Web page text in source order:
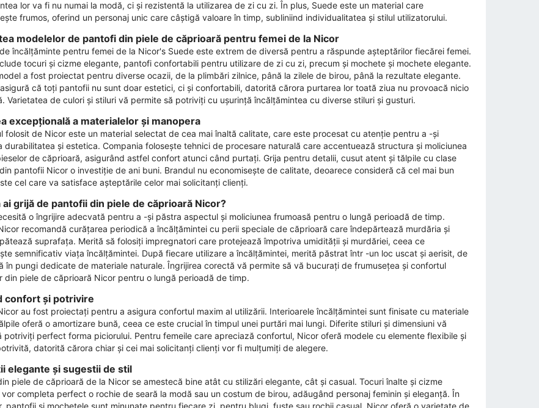
lor va fi nu numai la modă, ci și rezistentă la utilizarea de zi cu zi. În plus, Suede este un material care
frumos, oferind un personaj unic care câștigă valoare în timp, subliniind individualitatea și stilul utilizatorului.
modelelor de pantofi din piele de căprioară pentru femei de la Nicor
încălțăminte pentru femei de la Nicor's Suede este extrem de diversă pentru a răspunde așteptărilor fiecărei femei.
tocuri și cizme elegante, pantofi confortabili pentru utilizare de zi cu zi, precum și mochete și mochete elegante.
a fost proiectat pentru diverse ocazii, de la plimbări zilnice, până la zilele de birou, până la rezultate elegante.
că toți pantofii nu sunt doar estetici, ci și confortabili, datorită cărora purtarea lor toată ziua nu provoacă nicio
Varietatea de culori și stiluri vă permite să potriviți cu ușurință încălțămintea cu diverse stiluri și gusturi.
excepțională a materialelor și manopera
folosit de Nicor ​​este un material selectat de cea mai înaltă calitate, care este procesat cu atenție pentru a -și
durabilitatea și estetica. Compania folosește tehnici de procesare naturală care accentuează structura și moliciunea
de căprioară, asigurând astfel confort atunci când purtați. Grija pentru detalii, cusut atent și tălpile cu clase
pantofii Nicor ​​o investiție de ani buni. Brandul nu economisește de calitate, deoarece consideră că cel mai bun
cel care va satisface așteptările celor mai solicitanți clienți.
ai grijă de pantofii din piele de căprioară Nicor?
o îngrijire adecvată pentru a -și păstra aspectul și moliciunea frumoasă pentru o lungă perioadă de timp.
​​recomandă curățarea periodică a încălțămintei cu perii speciale de căprioară care îndepărtează murdăria și
suprafața. Merită să folosiți impregnatori care protejează împotriva umidității și murdăriei, ceea ce
semnificativ viața încălțămintei. După fiecare utilizare a încălțămintei, merită păstrat într -un loc uscat și aerisit, de
în pungi dedicate de materiale naturale. Îngrijirea corectă vă permite să vă bucurați de frumusețea și confortul
din piele de căprioară Nicor ​​pentru o lungă perioadă de timp.
confort și potrivire
​​au fost proiectați pentru a asigura confortul maxim al utilizării. Interioarele încălțămintei sunt finisate cu materiale
oferă o amortizare bună, ceea ce este crucial în timpul unei purtări mai lungi. Diferite stiluri și dimensiuni vă
potriviți perfect forma piciorului. Pentru femeile care apreciază confortul, Nicor ​​oferă modele cu elemente flexibile și
datorită cărora chiar și cei mai solicitanți clienți vor fi mulțumiți de alegere.
elegante și sugestii de stil
piele de căprioară de la Nicor ​​se amestecă bine atât cu stilizări elegante, cât și casual. Tocuri înalte și cizme
completa perfect o rochie de seară la modă sau un costum de birou, adăugând personaj feminin și eleganță. În
pantofii și mochetele sunt minunate pentru fiecare zi, pentru blugi, fuste sau rochii casual. Nicor ​​oferă o varietate de